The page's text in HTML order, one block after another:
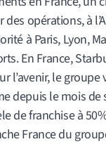
opérations, à
à Paris, Lyon,
En France,
l’avenir, le
depuis le mois de
de franchise à
France du